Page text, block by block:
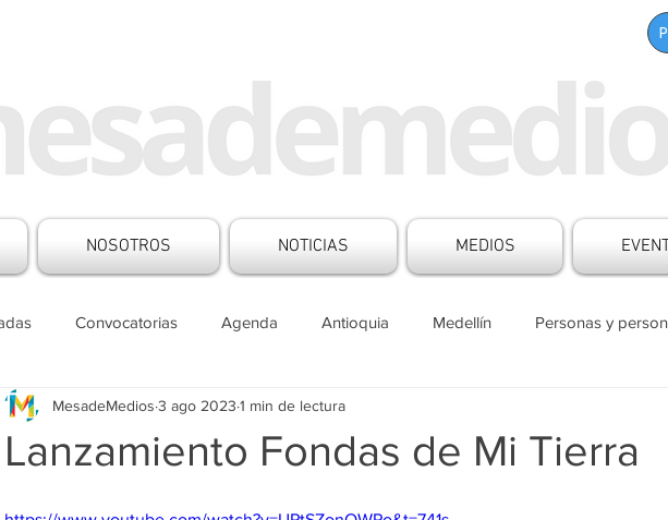
NOSOTROS NOTICIAS MEDIOS
Convocatorias Agenda Antioquia Medellín Personas y
de Medios Noticias Mesa de Medios
Lanzamiento Fondas de Mi Tierra
MesadeMedios 3 ago 2023 1 min de lectura